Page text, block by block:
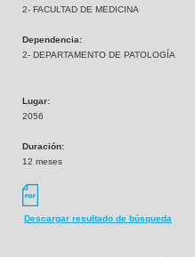
2- FACULTAD DE MEDICINA
Dependencia:
2- DEPARTAMENTO DE PATOLOGÍA
Lugar:
2056
Duración:
12 meses
Descargar resultado de búsqueda